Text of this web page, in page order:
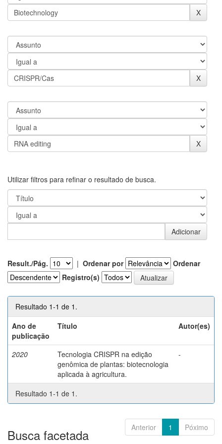
Utilizar filtros para refinar o resultado de busca.
Result./Pág. | Ordenar por
Ordenar
Registro(s)
Resultado 1-1 de 1.
Ano de
publicação
Título Autor(es)
2020
Tecnologia CRISPR na edição
genômica de plantas: biotecnologia
aplicada à agricultura.
-
Resultado 1-1 de 1.
Anterior 1 Póximo
Busca facetada